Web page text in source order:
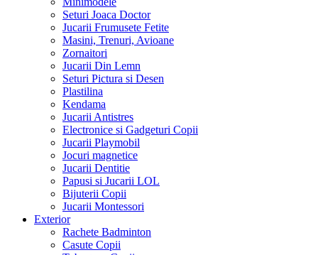
Seturi Joaca Doctor
Jucarii Frumusete Fetite
Masini, Trenuri, Avioane
Zornaitori
Jucarii Din Lemn
Seturi Pictura si Desen
Plastilina
Kendama
Jucarii Antistres
Electronice si Gadgeturi Copii
Jucarii Playmobil
Jocuri magnetice
Jucarii Dentitie
Papusi si Jucarii LOL
Bijuterii Copii
Jucarii Montessori
Exterior
Rachete Badminton
Casute Copii